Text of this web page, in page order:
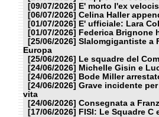
[09/07/2026]
E' morto l'ex
[06/07/2026] Celina Haller
[01/07/2026]
E' ufficiale: Lara
[01/07/2026]
Federica Brignone
[25/06/2026] Slalomgigantiste a
Europa
[25/06/2026]
Le squadre del
[24/06/2026] Michelle Gisin e
[24/06/2026]
Bode Miller
[24/06/2026] Grave incidente
vita
[24/06/2026] Consegnata a
[17/06/2026]
FISI: Le Squadre C